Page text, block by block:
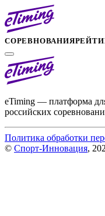
СОРЕВНОВАНИЯ
eTiming — платформа
российских
Политика обработки
© Спорт-Инновация,